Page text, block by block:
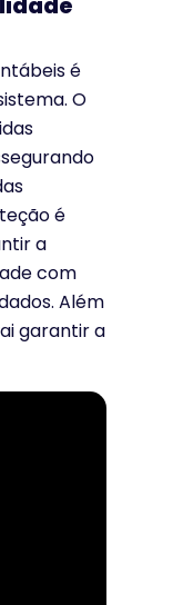
é
O
é
a
com
Além
garantir a